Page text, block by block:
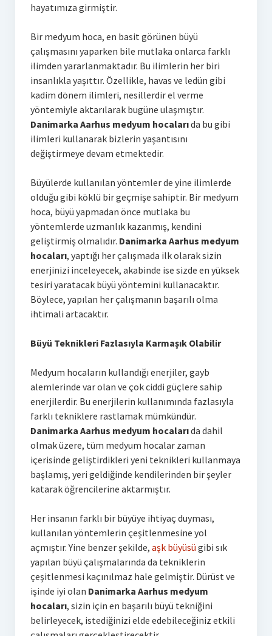
hayatımıza girmiştir.
Bir medyum hoca, en basit görünen büyü
çalışmasını yaparken bile mutlaka onlarca farklı
ilimden yararlanmaktadır. Bu ilimlerin her biri
insanlıkla yaşıttır. Özellikle, havas ve ledün gibi
kadim dönem ilimleri, nesillerdir el verme
yöntemiyle aktarılarak bugüne ulaşmıştır.
Danimarka Aarhus medyum hocalarıda bu gibi
ilimleri kullanarak bizlerin yaşantısını
değiştirmeye devam etmektedir.
Büyülerde kullanılan yöntemler de yine ilimlerde
olduğu gibi köklü bir geçmişe sahiptir. Bir medyum
hoca, büyü yapmadan önce mutlaka bu
yöntemlerde uzmanlık kazanmış, kendini
geliştirmiş olmalıdır. Danimarka Aarhus medyum
hocaları, yaptığı her çalışmada ilk olarak sizin
enerjinizi inceleyecek, akabinde ise sizde en yüksek
tesiri yaratacak büyü yöntemini kullanacaktır.
Böylece, yapılan her çalışmanın başarılı olma
ihtimali artacaktır.
Büyü Teknikleri Fazlasıyla Karmaşık Olabilir
Medyum hocaların kullandığı enerjiler, gayb
alemlerinde var olan ve çok ciddi güçlere sahip
enerjilerdir. Bu enerjilerin kullanımında fazlasıyla
farklı tekniklere rastlamak mümkündür.
Danimarka Aarhus medyum hocalarıda dahil
olmak üzere, tüm medyum hocalar zaman
içerisinde geliştirdikleri yeni teknikleri kullanmaya
başlamış, yeri geldiğinde kendilerinden bir şeyler
katarak öğrencilerine aktarmıştır.
Her insanın farklı bir büyüye ihtiyaç duyması,
kullanılan yöntemlerin çeşitlenmesine yol
açmıştır. Yine benzer şekilde, aşk büyüsü gibi sık
yapılan büyü çalışmalarında da tekniklerin
çeşitlenmesi kaçınılmaz hale gelmiştir. Dürüst ve
işinde iyi olan Danimarka Aarhus medyum
hocaları, sizin için en başarılı büyü tekniğini
belirleyecek, istediğinizi elde edebileceğiniz etkili